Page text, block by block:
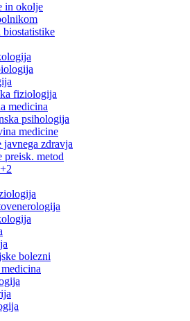
in okolje
biostatistike
fiziologija
medicina
psihologija
medicine
javnega zdravja
preisk. metod
bolezni